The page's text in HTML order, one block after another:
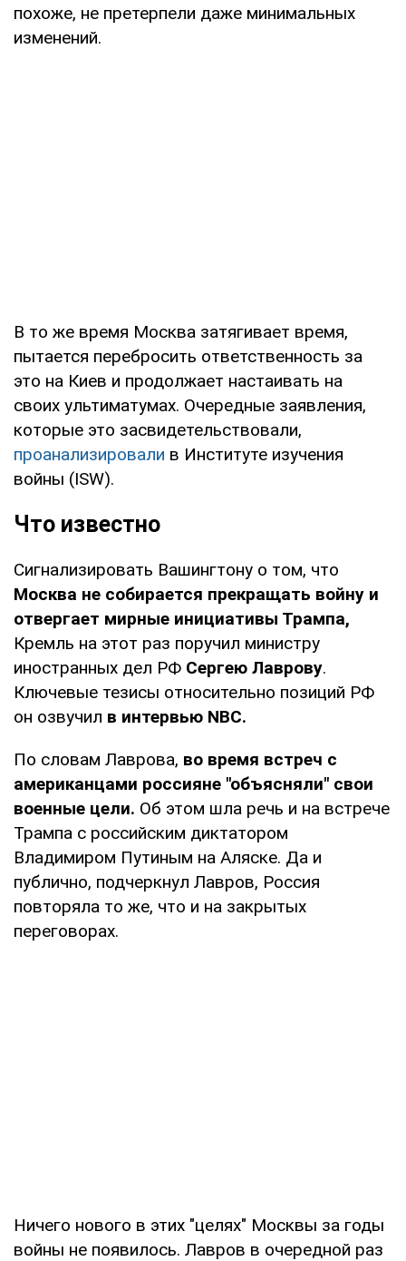
похоже, не претерпели даже минимальных
изменений.
В то же время Москва затягивает время,
пытается перебросить ответственность за
это на Киев и продолжает настаивать на
своих ультиматумах. Очередные заявления,
которые это засвидетельствовали,
проанализировали в Институте изучения
войны (ISW).
Что известно
Сигнализировать Вашингтону о том, что
Москва не собирается прекращать войну и
отвергает мирные инициативы Трампа,
Кремль на этот раз поручил министру
иностранных дел РФ Сергею Лаврову.
Ключевые тезисы относительно позиций РФ
он озвучил в интервью NBC.
По словам Лаврова, во время встреч с
американцами россияне "объясняли" свои
военные цели. Об этом шла речь и на встрече
Трампа с российским диктатором
Владимиром Путиным на Аляске. Да и
публично, подчеркнул Лавров, Россия
повторяла то же, что и на закрытых
переговорах.
Ничего нового в этих "целях" Москвы за годы
войны не появилось. Лавров в очередной раз